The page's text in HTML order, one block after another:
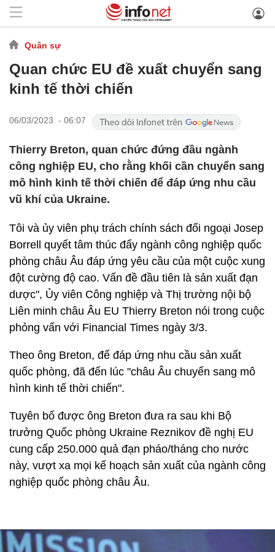
Quân sự
Quan chức EU đề xuất chuyển sang
kinh tế thời chiến
06/03/2023 - 06:07
Thierry Breton, quan chức đứng đầu ngành
công nghiệp EU, cho rằng khối cần chuyển sang
mô hình kinh tế thời chiến để đáp ứng nhu cầu
vũ khí của Ukraine.
Tôi và ủy viên phụ trách chính sách đối ngoại Josep
Borrell quyết tâm thúc đẩy ngành công nghiệp quốc
phòng châu Âu đáp ứng yêu cầu của một cuộc xung
đột cường độ cao. Vấn đề đầu tiên là sản xuất đạn
dược", Ủy viên Công nghiệp và Thị trường nội bộ
Liên minh châu Âu EU Thierry Breton nói trong cuộc
phỏng vấn với Financial Times ngày 3/3.
Theo ông Breton, để đáp ứng nhu cầu sản xuất
quốc phòng, đã đến lúc "châu Âu chuyển sang mô
hình kinh tế thời chiến".
Tuyên bố được ông Breton đưa ra sau khi Bộ
trưởng Quốc phòng Ukraine Reznikov đề nghị EU
cung cấp 250.000 quả đạn pháo/tháng cho nước
này, vượt xa mọi kế hoạch sản xuất của ngành công
nghiệp quốc phòng châu Âu.